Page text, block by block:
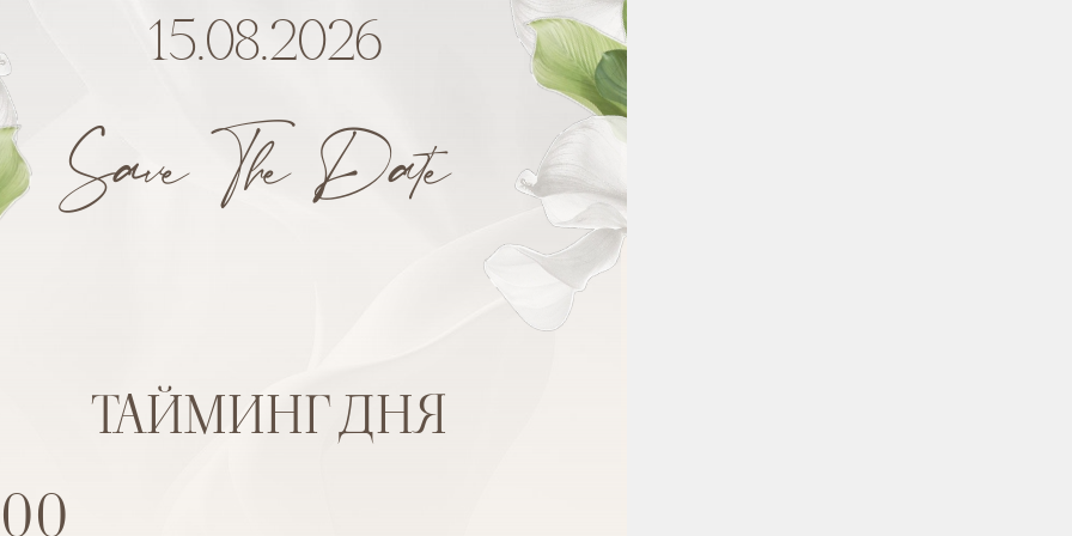
15.08.2026
Save The Date
ТАЙМИНГ ДНЯ